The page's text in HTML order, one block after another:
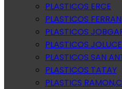
PLASTICOS ERCE
PLASTICOS
PLASTICOS
PLASTICOS JOLUCE
PLASTICOS SAN
PLASTICOS TATAY
PLASTICS